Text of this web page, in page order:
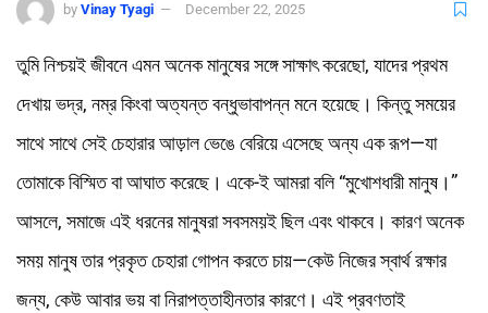
by Vinay Tyagi December 22, 2025
তুমি নিশ্চয়ই জীবনে এমন অনেক মানুষের সঙ্গে সাক্ষাৎ করেছো, যাদের প্রথম
দেখায় ভদ্র, নম্র কিংবা অত্যন্ত বন্ধুভাবাপন্ন মনে হয়েছে। কিন্তু সময়ের
সাথে সাথে সেই চেহারার আড়াল ভেঙে বেরিয়ে এসেছে অন্য এক রূপ—যা
তোমাকে বিস্মিত বা আঘাত করেছে। একে-ই আমরা বলি “মুখোশধারী মানুষ।”
আসলে, সমাজে এই ধরনের মানুষরা সবসময়ই ছিল এবং থাকবে। কারণ অনেক
সময় মানুষ তার প্রকৃত চেহারা গোপন করতে চায়—কেউ নিজের স্বার্থ রক্ষার
জন্য, কেউ আবার ভয় বা নিরাপত্তাহীনতার কারণে। এই প্রবণতাই